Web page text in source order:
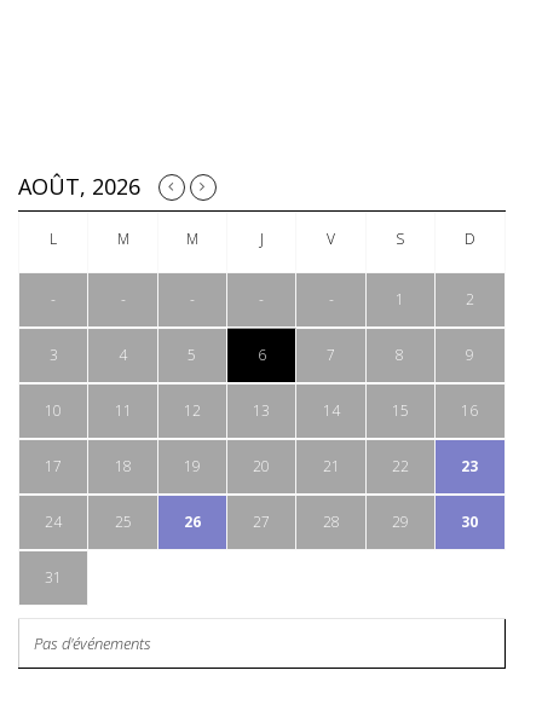
AOÛT, 2026
- - - - - 1 2
3 4 5 6 7 8 9
10 11 12 13 14 15 16
17 18 19 20 21 22 23
24 25 26 27 28 29 30
31
Pas d'événements